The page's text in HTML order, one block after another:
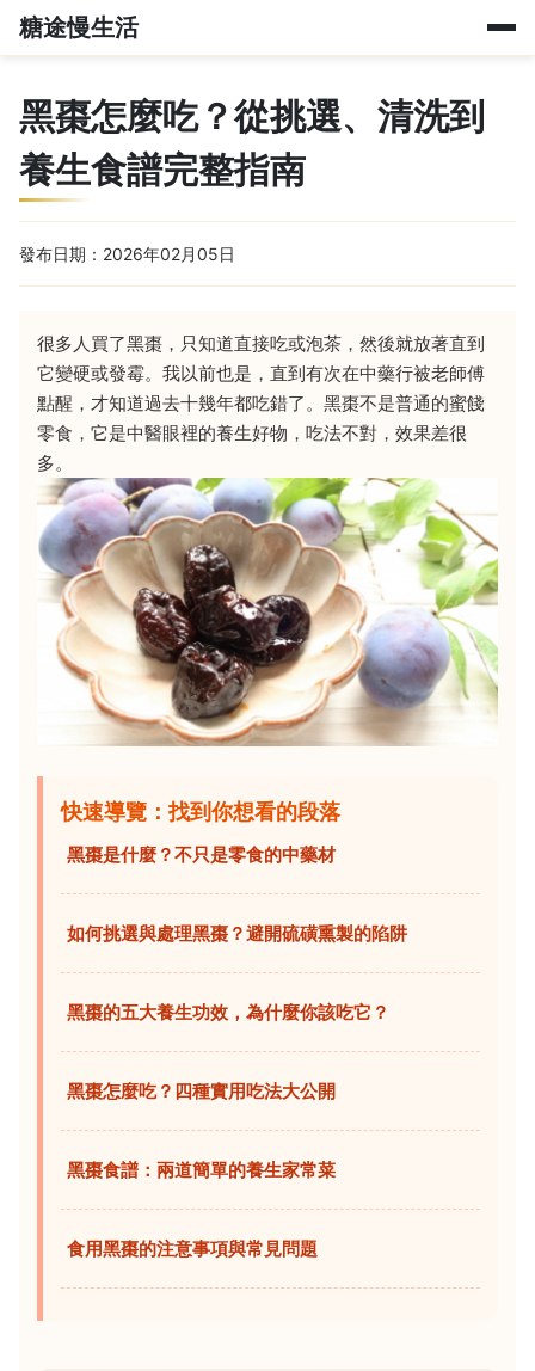
糖途慢生活
黑棗怎麼吃？從挑選、清洗到
養生食譜完整指南
發布日期：2026年02月05日
很多人買了黑棗，只知道直接吃或泡茶，然後就放著直到
它變硬或發霉。我以前也是，直到有次在中藥行被老師傅
點醒，才知道過去十幾年都吃錯了。黑棗不是普通的蜜餞
零食，它是中醫眼裡的養生好物，吃法不對，效果差很
多。
快速導覽：找到你想看的段落
黑棗是什麼？不只是零食的中藥材
如何挑選與處理黑棗？避開硫磺熏製的陷阱
黑棗的五大養生功效，為什麼你該吃它？
黑棗怎麼吃？四種實用吃法大公開
黑棗食譜：兩道簡單的養生家常菜
食用黑棗的注意事項與常見問題